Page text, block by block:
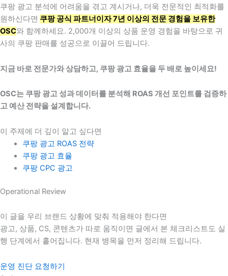
쿠팡 광고 분석에 어려움을 겪고 계시거나, 더욱 전문적인 최적화를
원하신다면 쿠팡 공식 파트너이자 7년 이상의 전문 경험을 보유한
OSC와 함께하세요. 2,000개 이상의 상품 운영 경험을 바탕으로 귀
사의 쿠팡 판매를 성공으로 이끌어 드립니다.
지금 바로 전문가와 상담하고, 쿠팡 광고 효율을 두 배로 높이세요!
OSC는 쿠팡 광고 성과 데이터를 분석해 ROAS 개선 포인트를 검증하
고 예산 전략을 설계합니다.
이 주제에 더 깊이 알고 싶다면
쿠팡 광고 ROAS 전략
쿠팡 광고 효율
쿠팡 CPC 광고
Operational Review
이 글을 우리 브랜드 상황에 맞춰 적용해야 한다면
광고, 상품, CS, 콘텐츠가 따로 움직이면 글에서 본 체크리스트도 실
행 단계에서 흩어집니다. 현재 병목을 먼저 정리해 드립니다.
운영 진단 요청하기